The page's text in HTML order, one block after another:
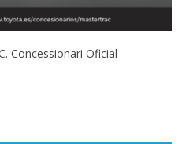
Concessionari Oficial